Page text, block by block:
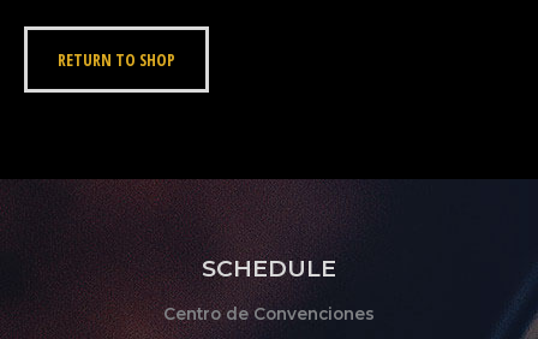
RETURN TO SHOP
SCHEDULE
Centro de Convenciones